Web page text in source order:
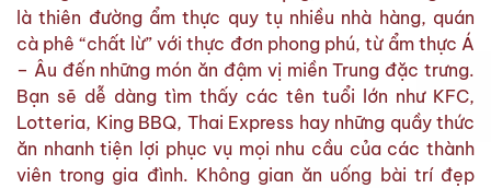
là thiên đường ẩm thực quy tụ nhiều nhà hàng, quán
cà phê “chất lừ” với thực đơn phong phú, từ ẩm thực Á
– Âu đến những món ăn đậm vị miền Trung đặc trưng.
Bạn sẽ dễ dàng tìm thấy các tên tuổi lớn như KFC,
Lotteria, King BBQ, Thai Express hay những quầy thức
ăn nhanh tiện lợi phục vụ mọi nhu cầu của các thành
viên trong gia đình. Không gian ăn uống bài trí đẹp